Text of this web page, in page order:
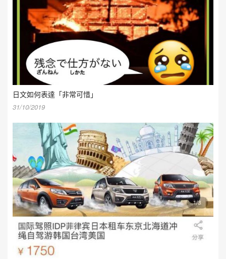
日文如何表達「非常可惜」
31/10/2019